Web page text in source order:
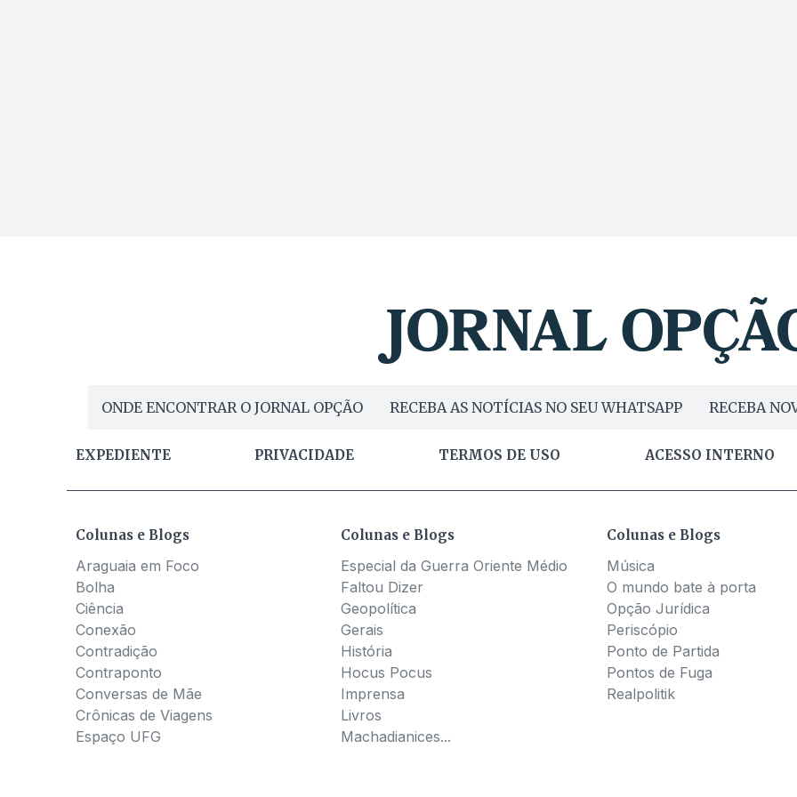
ONDE ENCONTRAR O JORNAL OPÇÃO RECEBA AS NOTÍCIAS NO SEU WHATSAPP RECEBA
EXPEDIENTE PRIVACIDADE TERMOS DE USO ACESSO INTERNO
Colunas e Blogs
Araguaia em Foco
Bolha
Ciência
Conexão
Contradição
Contraponto
Conversas de Mãe
Crônicas de Viagens
Espaço UFG
Colunas e Blogs
Especial da Guerra Oriente Médio
Faltou Dizer
Geopolítica
Gerais
História
Hocus Pocus
Imprensa
Livros
Machadianices...
Colunas e Blogs
Música
O mundo bate à porta
Opção Jurídica
Periscópio
Ponto de Partida
Pontos de Fuga
Realpolitik